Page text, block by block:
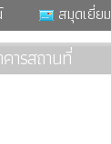
สมุดเยี่ยม
ารสถานที่